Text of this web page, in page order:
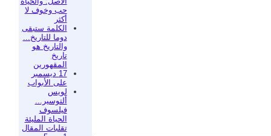
حب وخوف لا
أكثر
الكلمة ستبقى
دوما للتاريخ...
والتاريخ هو
تاريخ
المقهورين
17 ديسمبر
على الأبواب
لويس
ألتوسير...
فيلسوف
الحياة المليئة
تقلبات المقال